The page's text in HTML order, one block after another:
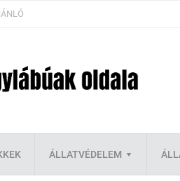
ÁLLATVÉDELEM